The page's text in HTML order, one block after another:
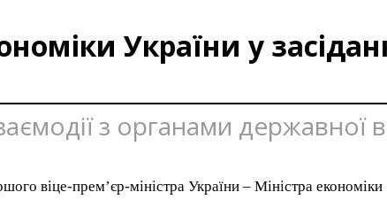
України у
з органами державної
віце-прем’єр-міністра України – Міністра